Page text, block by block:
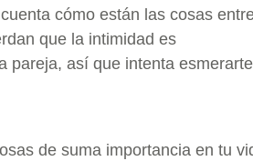
cómo están las cosas
que la intimidad es
pareja, así que intenta
de suma importancia en tu